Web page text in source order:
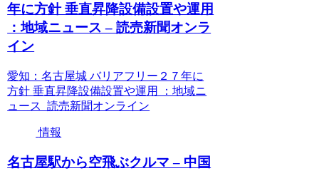
年に方針 垂直昇降設備設置や運用
：地域ニュース – 読売新聞オンラ
イン
愛知：名古屋城 バリアフリー２７年に
方針 垂直昇降設備設置や運用 ：地域ニ
ュース 読売新聞オンライン
情報
名古屋駅から空飛ぶクルマ – 中国